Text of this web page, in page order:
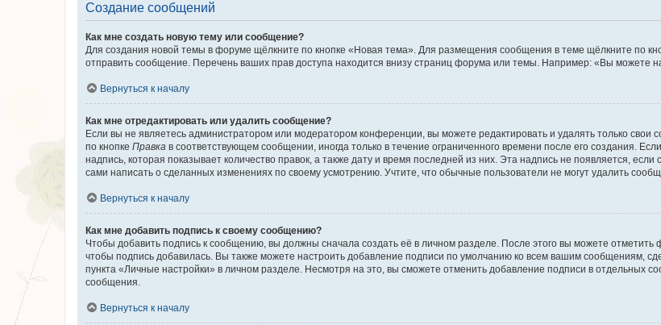
Создание сообщений
Как мне создать новую тему или сообщение?
Для создания новой темы в форуме щёлкните по кнопке «Новая тема». Для размещения сообщения в теме щёлкните по
отправить сообщение. Перечень ваших прав доступа находится внизу страниц форума или темы. Например: «Вы можете
Вернуться к началу
Как мне отредактировать или удалить сообщение?
Если вы не являетесь администратором или модератором конференции, вы можете редактировать и удалять только
по кнопке Правка в соответствующем сообщении, иногда только в течение ограниченного времени после его создания.
надпись, которая показывает количество правок, а также дату и время последней из них. Эта надпись не появляется,
сами написать о сделанных изменениях по своему усмотрению. Учтите, что обычные пользователи не могут удалить
Вернуться к началу
Как мне добавить подпись к своему сообщению?
Чтобы добавить подпись к сообщению, вы должны сначала создать её в личном разделе. После этого вы можете отметить
чтобы подпись добавилась. Вы также можете настроить добавление подписи по умолчанию ко всем вашим сообщениям,
пункта «Личные настройки» в личном разделе. Несмотря на это, вы сможете отменить добавление подписи в отдельных
сообщения.
Вернуться к началу